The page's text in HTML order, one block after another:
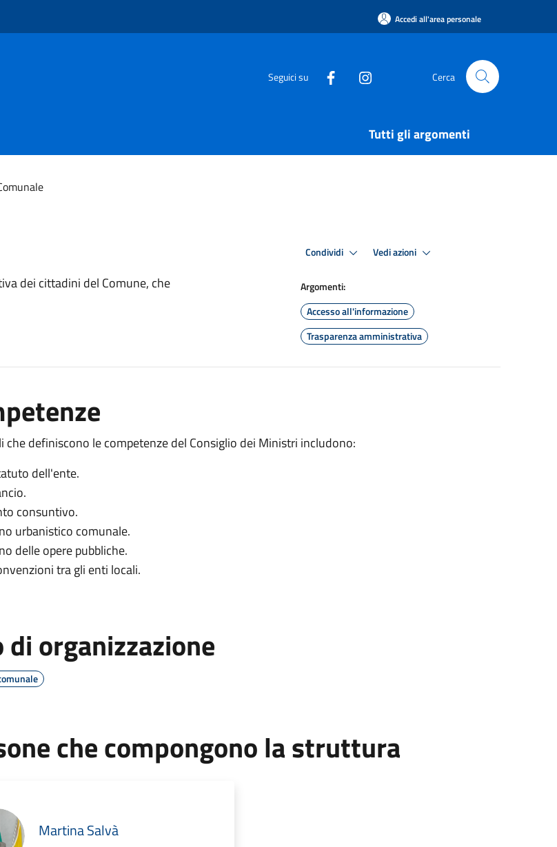
Accedi all'area personale
Seguici su Cerca
Tutti gli argomenti
dei cittadini del Comune, che
Condividi Vedi azioni
Argomenti:
Accesso all'informazione
Trasparenza amministrativa
che definiscono le competenze del Consiglio dei Ministri includono:
dell'ente.
consuntivo.
urbanistico comunale.
delle opere pubbliche.
tra gli enti locali.
di organizzazione
che compongono la struttura
Martina Salvà